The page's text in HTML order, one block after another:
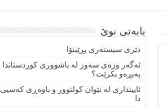
بابەتی نوێ
دێری سیستەری پڕێبنۆا
ئەگەر وزەی سەوز لە باشووری کوردستاندا
پەیڕەو بکرێت؟
ئایینداری لە نێوان کولتوور و باوەڕی کەسیی
دا